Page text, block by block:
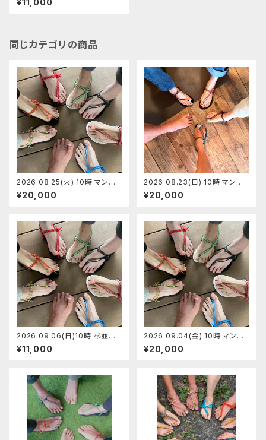
【定員7】みっちゃん
¥11,000
同じカテゴリの商品
2026.08.25(火) 10時 マンサ
ンダル代官山 マンサンダルワー
クショップ 【定員7】ひらちゃん
¥20,000
2026.08.23(日) 10時 マンサ
ンダル代官山店 マンサンダルワ
ークショップ 【定員7】さくちゃん
¥20,000
2026.09.06(日)10時 杉並区
阿佐ヶ谷マンサンダルワーク
ショップ 【定員7】ペーサン
¥11,000
2026.09.04(金) 10時 マンサ
ンダル代官山店 マンサンダルワ
ークショップ 【定員7】ひらちゃん
¥20,000